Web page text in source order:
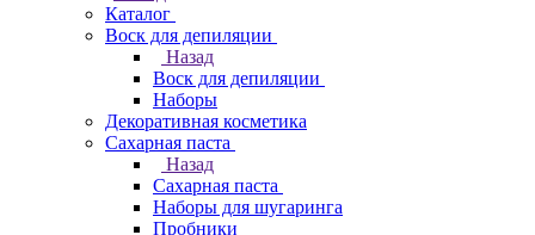
Каталог
Воск для депиляции
Назад
Воск для депиляции
Наборы
Декоративная косметика
Сахарная паста
Назад
Сахарная паста
Наборы для шугаринга
Пробники